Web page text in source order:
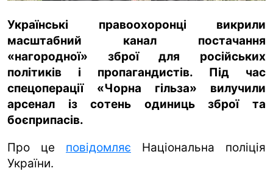
Українські правоохоронці викрили
масштабний канал постачання
«нагородної» зброї для російських
політиків і пропагандистів. Під час
спецоперації «Чорна гільза» вилучили
арсенал із сотень одиниць зброї та
боєприпасів.
Про це повідомляє Національна поліція
України.